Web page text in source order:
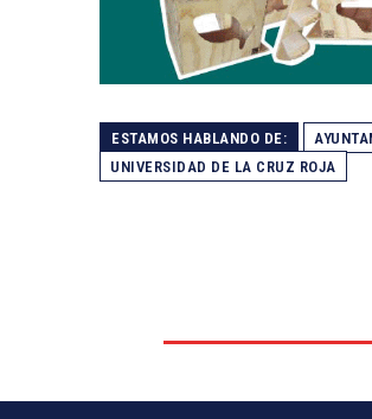
ESTAMOS HABLANDO DE:
UNIVERSIDAD DE LA CRUZ ROJA